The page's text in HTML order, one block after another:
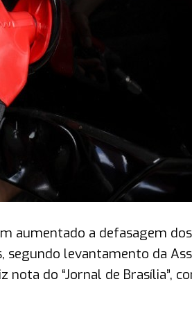
aumentado a defasagem
levantamento da
do “Jornal de Brasília”,